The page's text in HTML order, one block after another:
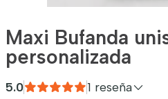
Maxi Bufanda
personalizada
5.0 1 reseña